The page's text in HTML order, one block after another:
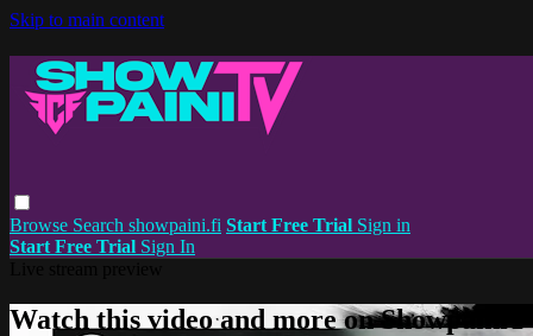
Skip to main content
Browse Search showpaini.fi Start Free Trial Sign in
Start Free Trial Sign In
Watch this video and more on